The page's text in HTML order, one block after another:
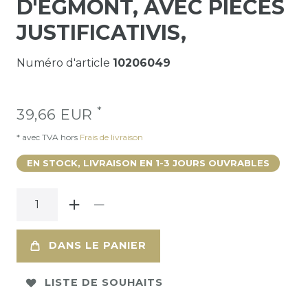
D'EGMONT, AVEC PIÈCES
JUSTIFICATIVIS,
Numéro d'article 10206049
39,66 EUR *
* avec TVA hors Frais de livraison
EN STOCK, LIVRAISON EN 1-3 JOURS OUVRABLES
DANS LE PANIER
LISTE DE SOUHAITS